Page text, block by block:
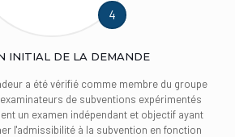
4
INITIAL DE LA DEMANDE
a été vérifié comme membre du groupe
de subventions expérimentés
un examen indépendant et objectif ayant
l'admissibilité à la subvention en fonction